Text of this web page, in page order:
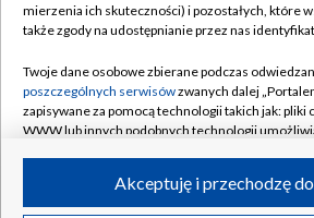
Naziemna Telewizja Cyfrowa
Rada Programowa
System NOS
Informacje o nadawcy
Program dla prasy
Pomoc
Kontakt
Kanały
mierzenia ich skuteczności) i pozostałych, które
także zgody na udostępnianie przez nas
Twoje dane osobowe zbierane podczas
poszczególnych serwisówzwanych dalej
zapisywane za pomocą technologii takich jak: pliki
WWW lub innych podobnych technologii
ruchu w Internecie.Akceptuję i przechodzę